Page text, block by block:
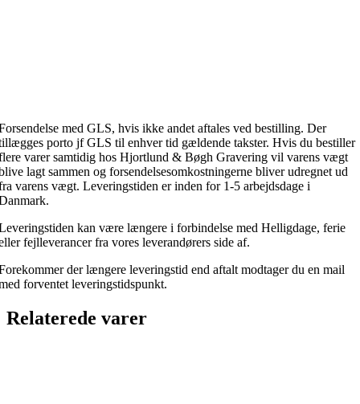
med GLS, hvis ikke andet aftales ved bestilling. Der
porto jf GLS til enhver tid gældende takster. Hvis du bestiller
varer samtidig hos Hjortlund & Bøgh Gravering vil varens vægt
lagt sammen og forsendelsesomkostningerne bliver udregnet ud
varens vægt. Leveringstiden er inden for 1-5 arbejdsdage i
kan være længere i forbindelse med Helligdage, ferie
fejlleverancer fra vores leverandørers side af.
der længere leveringstid end aftalt modtager du en mail
forventet leveringstidspunkt.
Relaterede varer